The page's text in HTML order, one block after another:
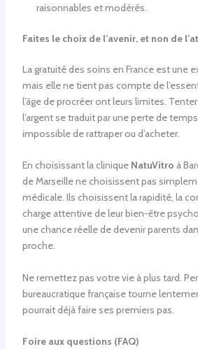
raisonnables et modérés.
Faites le choix de l’avenir, et non de
La gratuité des soins en France est une
mais elle ne tient pas compte de
l’âge de procréer ont leurs limites.
l’argent se traduit par une perte de
impossible de rattraper ou d’acheter.
En choisissant la clinique NatuVitro à
de Marseille ne choisissent pas
médicale. Ils choisissent la rapidité, la
charge attentive de leur bien-être
une chance réelle de devenir parents
proche.
Ne remettez pas votre vie à plus tard.
bureaucratique française tourne
pourrait déjà faire ses premiers pas.
Foire aux questions (FAQ)